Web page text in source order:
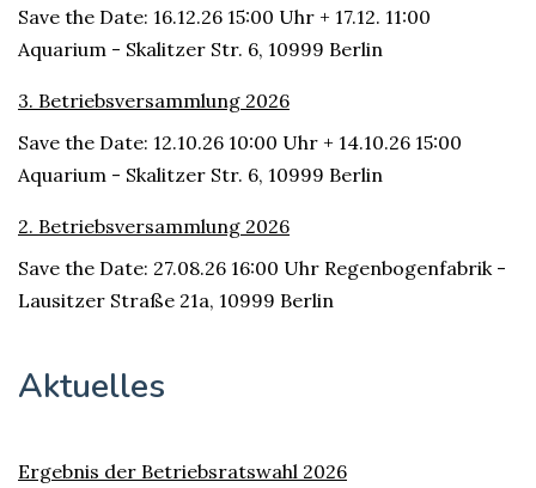
Save the Date: 16.12.26 15:00 Uhr + 17.12. 11:00
Aquarium - Skalitzer Str. 6, 10999 Berlin
3. Betriebsversammlung 2026
Save the Date: 12.10.26 10:00 Uhr + 14.10.26 15:00
Aquarium - Skalitzer Str. 6, 10999 Berlin
2. Betriebsversammlung 2026
Save the Date: 27.08.26 16:00 Uhr Regenbogenfabrik -
Lausitzer Straße 21a, 10999 Berlin
Aktuelles
Ergebnis der Betriebsratswahl 2026